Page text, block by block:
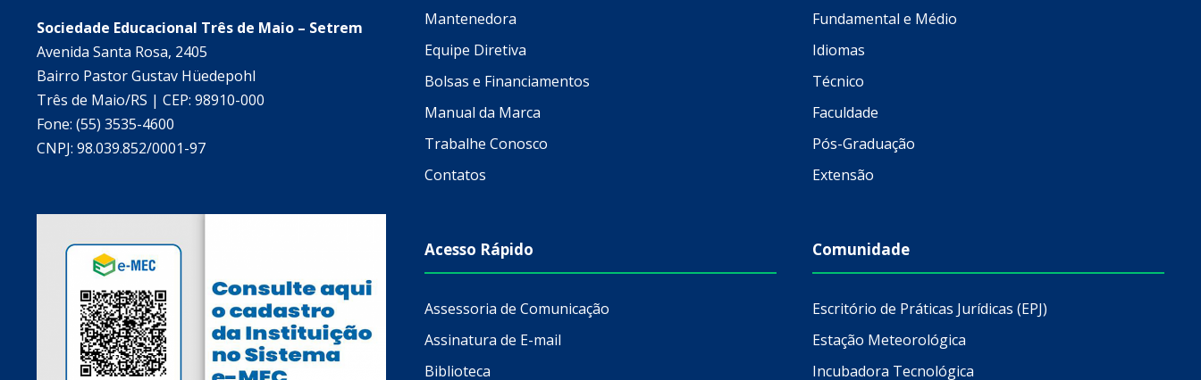
Sociedade Educacional Três de Maio – Setrem
Avenida Santa Rosa, 2405
Bairro Pastor Gustav Hüedepohl
Três de Maio/RS | CEP: 98910-000
Fone: (55) 3535-4600
CNPJ: 98.039.852/0001-97
Mantenedora
Equipe Diretiva
Bolsas e Financiamentos
Manual da Marca
Trabalhe Conosco
Contatos
Acesso Rápido
Assessoria de Comunicação
Assinatura de E-mail
Biblioteca
Fundamental e Médio
Idiomas
Técnico
Faculdade
Pós-Graduação
Extensão
Comunidade
Escritório de Práticas Jurídicas (EPJ)
Estação Meteorológica
Incubadora Tecnológica